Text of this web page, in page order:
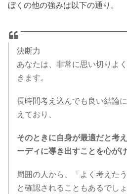
ぼくの他の強みは以下の通り。
決断力
あなたは、非常に思い切りよ
きます。
長時間考え込んでも良い結論
えており、
そのときに自身が最適だと考
ーディに導き出すことを心が
周囲の人から、「よく考えた
と確認されることもあるでしょ